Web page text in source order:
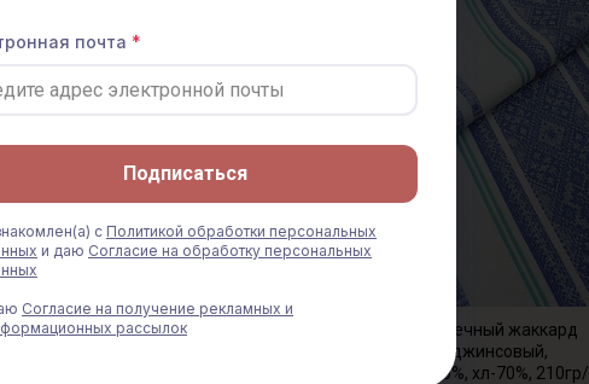
Холст полотенечный жаккард
Холст полотенечный жаккард
"Вышивка" цв.джинсовый,
ш.0.5м, лен-30%, хл-70%, 210гр/
почта
Подписаться
с Политикой обработки персональных
и даю Согласие на обработку персональных
Согласие на получение рекламных и
рассылок